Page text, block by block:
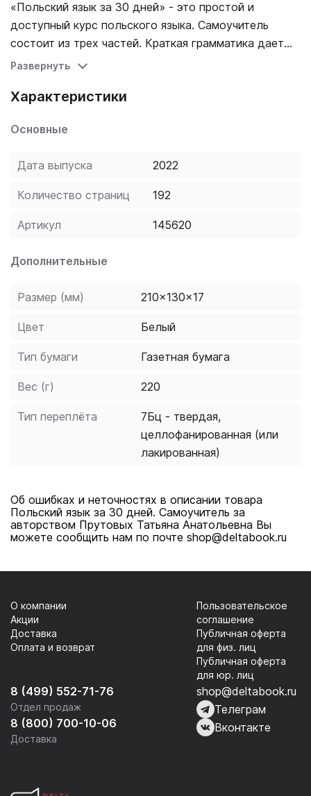
«Польский язык за 30 дней» - это простой и
доступный курс польского языка. Самоучитель
состоит из трех частей. Краткая грамматика дает
основные сведения о строении польского языка.
употребляемые слова и выражения по самым
страноведческую информацию. Польско-русский
подобрать нужные слова для построения фраз.
Самоучитель предназначен для всех, кто
интересуется польским языком или начинает его
изучать.
Развернуть
Характеристики
Основные
Дата выпуска 2022
Количество страниц 192
Артикул 145620
Дополнительные
Размер (мм) 210x130x17
Цвет Белый
Тип бумаги Газетная бумага
Вес (г) 220
Тип переплёта
7Бц - твердая,
целлофанированная (или
лакированная)
Об ошибках и неточностях в описании товара
Польский язык за 30 дней. Самоучитель за
авторством Прутовых Татьяна Анатольевна Вы
можете сообщить нам по почте shop@deltabook.ru
8 (499) 552-71-76
Отдел продаж
8 (800) 700-10-06
Доставка
О компании
Акции
Доставка
Оплата и возврат
Пользовательское
соглашение
Публичная оферта
для физ. лиц
Публичная оферта
для юр. лиц
shop@deltabook.ru
Телеграм
Вконтакте